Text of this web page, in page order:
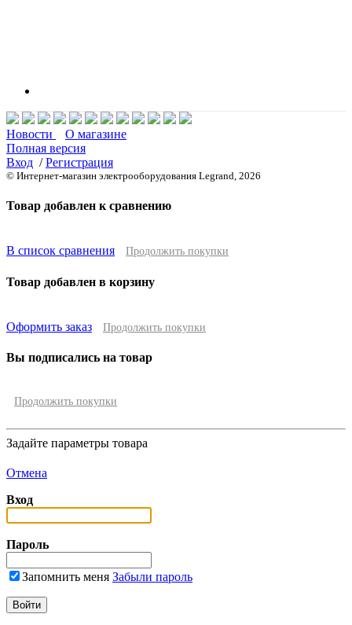
Новости
О магазине
Полная версия
Вход /Регистрация
© Интернет-магазин электрооборудования Legrand, 2026
Товар добавлен к сравнению
В список сравнения Продолжить покупки
Товар добавлен в корзину
Оформить заказ Продолжить покупки
Вы подписались на товар
Продолжить покупки
Задайте параметры товара
Отмена
Вход
Пароль
Запомнить меня Забыли пароль